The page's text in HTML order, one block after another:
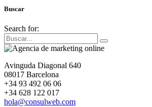
Buscar
Search for:
Avinguda Diagonal 640
08017 Barcelona
+34 93 492 06 06
+34 628 122 017
hola@consulweb.com